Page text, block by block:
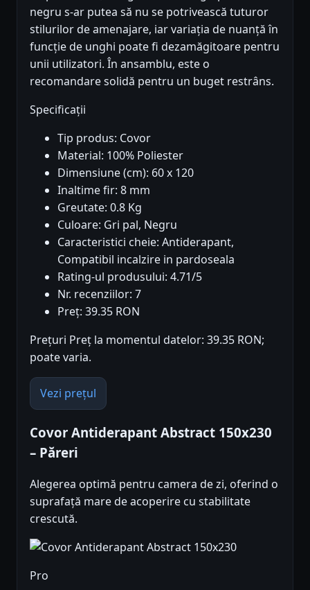
negru s-ar putea să nu se potrivească tuturor
stilurilor de amenajare, iar variația de nuanță în
funcție de unghi poate fi dezamăgitoare pentru
unii utilizatori. În ansamblu, este o
recomandare solidă pentru un buget restrâns.
Specificații
Tip produs: Covor
Material: 100% Poliester
Dimensiune (cm): 60 x 120
Inaltime fir: 8 mm
Greutate: 0.8 Kg
Culoare: Gri pal, Negru
Caracteristici cheie: Antiderapant,
Compatibil incalzire in pardoseala
Rating-ul produsului: 4.71/5
Nr. recenziilor: 7
Preț: 39.35 RON
Prețuri Preț la momentul datelor: 39.35 RON;
poate varia.
Vezi prețul
Covor Antiderapant Abstract 150x230
– Păreri
Alegerea optimă pentru camera de zi, oferind o
suprafață mare de acoperire cu stabilitate
crescută.
Pro